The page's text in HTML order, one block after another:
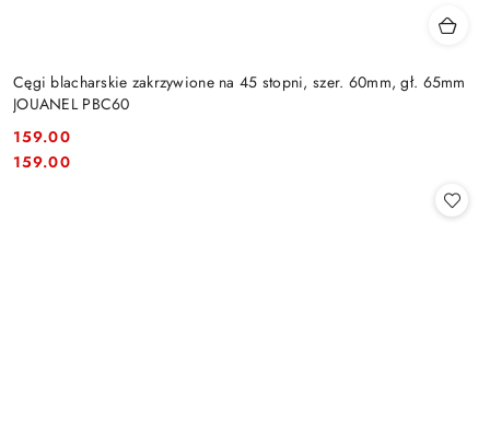
Cęgi blacharskie zakrzywione na 45 stopni, szer. 60mm, gł. 65mm
JOUANEL PBC60
Cena:
159.00
Cena:
159.00